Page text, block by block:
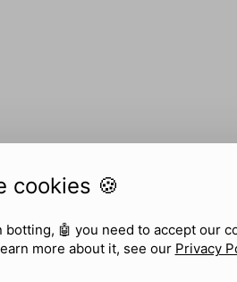
cookies 🍪
botting, 🤖 you need to accept our
more about it, see our Privacy